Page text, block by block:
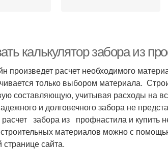
калькулятор забора из
произведет расчет необходимого
только выбором материала.
составляющую, учитывая расходы на
и долговечного забора не
забора из профнастила и купить
материалов можно с
сайта.